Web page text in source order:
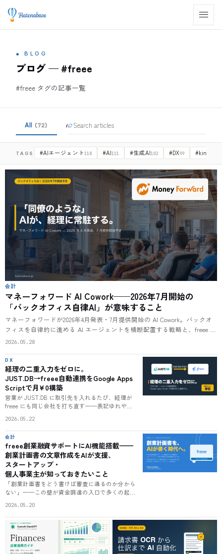
●BLOG
ブログ — #freee
#freee タグの記事一覧
All (72) AI (263) DX
⌕
TAGS #AIエージェント118 #AI111 #生成AI102 #DX99 #kintone
会計
マネーフォワード AI Cowork——2026年7月開始の
「バックオフィス自律AI」が意味すること
マネーフォワードが2026年4月発表・7月提供開始の AI Cowork。バックオ
フィスを自律的に進める AI エージェントを横断配置する戦略と、freee 公
式 MCP サーバー（OSS / 5 領域 API 対応）のオープン路線の対比から、
2026.05.28
DX
経理の二重入力をゼロに。
JUST.DB→freee自動連携をGoogle Apps
Scriptで月¥0構築
営業が JUST.DB に取引先を入れるたび、経理が
freee にも同じ会社を打ち直す——表記ゆれや二
消する。Google Apps Script を中継に、JUST.DB
の Webhook と REST API、freee の取引先 API をつ
なぎ、月額¥0・約2〜4時間で「追加したら自動
同期」を作る実装手順。
2026.05.22
会計
freee創業融資サポートにAI機能搭載——
創業計画書の文章作成をAIが支援、
スタートアップ・
個人事業主が知っておきたいこと
「創業計画書をどう書けば審査に通るのか分から
ない」——この壁が資金調達の入口で多くの起業
5月18日、選択肢を選ぶだけで審査基準に沿った
文章を生成するAI機能と、非利用者でも無料で受
けられる専門家チェックを開始。新機能の仕組
み・申請フロー・AI文章を審査でどう扱うべきか
を整理する。
2026.05.20